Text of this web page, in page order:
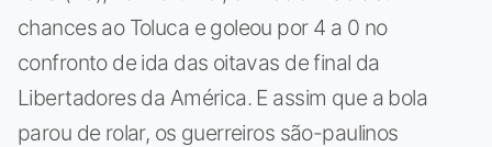
chances ao Toluca e goleou por 4 a 0 no
confronto de ida das oitavas de final da
Libertadores da América. E assim que a bola
parou de rolar, os guerreiros são-paulinos